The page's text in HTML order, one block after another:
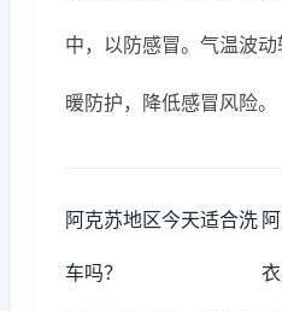
中，以防感冒。气温波
暖防护，降低感冒风险。
阿克苏地区今天适合洗
车吗？ 衣